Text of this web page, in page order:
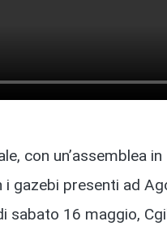
con un’assemblea
gazebi presenti ad
sabato 16 maggio,